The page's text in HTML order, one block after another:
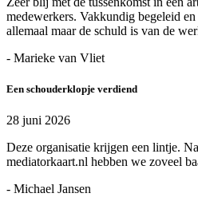
medewerkers. Vakkundig begeleid
allemaal maar de schuld is van de
- Marieke van Vliet
Een schouderklopje verdiend
28 juni 2026
Deze organisatie krijgen een lintje.
mediatorkaart.nl hebben we zoveel
- Michael Jansen